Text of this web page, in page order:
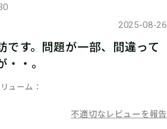
2025-08-26
です。問題が一部、間違って
・。
ューム
不適切なレビューを報告